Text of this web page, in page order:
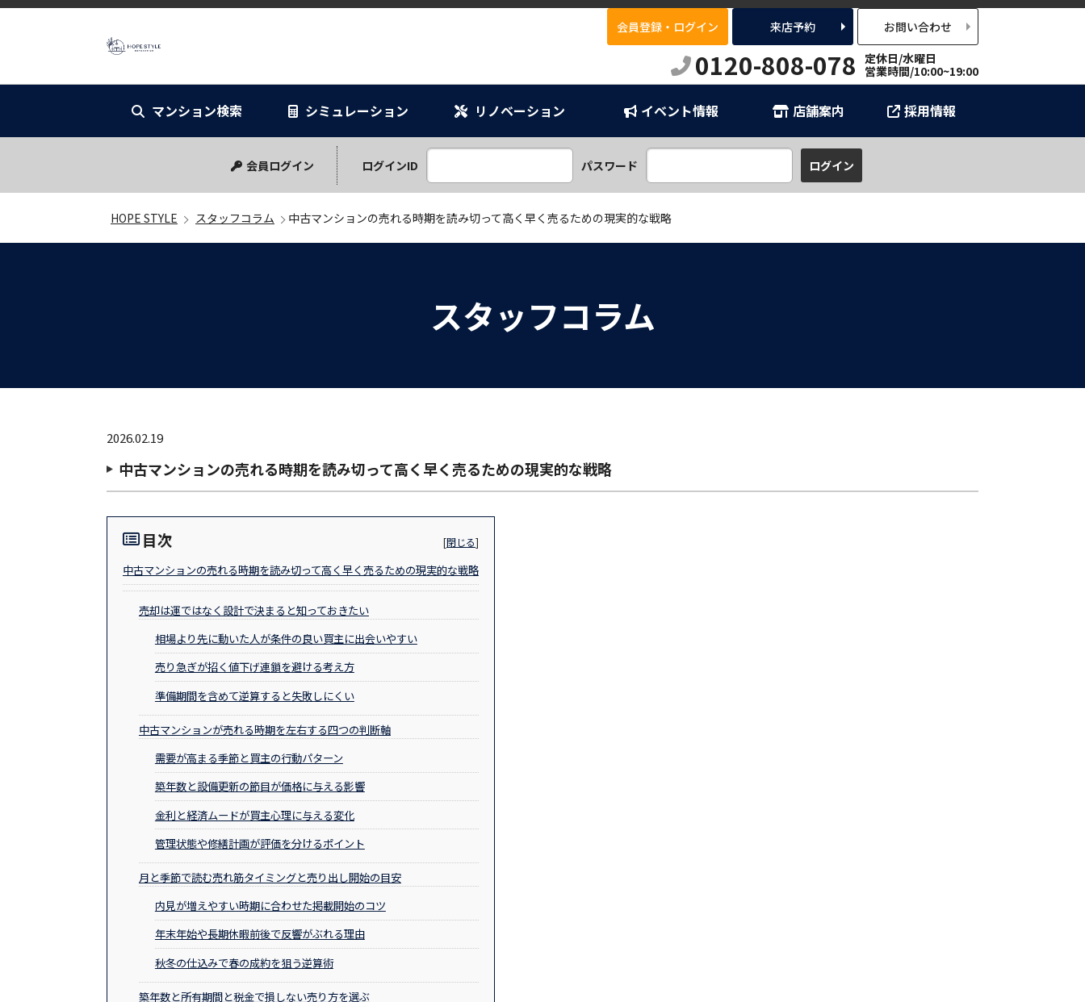
会員登録・ログイン 来店予約 お問い合わせ
0120-808-078 定休日/水曜日
営業時間/10:00~19:00
マンション検索 シミュレーション
シミュレーション
リノベーションプラン
リノベーション イベント情報 店舗案内 採用情報
会員ログイン ログインID パスワード
HOPE STYLE スタッフコラム 中古マンションの売れる時期を読み切って高く早く売るための現実的な戦略
スタッフコラム
2026.02.19
中古マンションの売れる時期を読み切って高く早く売るための現実的な戦略
目次 [閉じる]
中古マンションの売れる時期を読み切って高く早く売るための現実的な戦略
売却は運ではなく設計で決まると知っておきたい
相場より先に動いた人が条件の良い買主に出会いやすい
売り急ぎが招く値下げ連鎖を避ける考え方
準備期間を含めて逆算すると失敗しにくい
中古マンションが売れる時期を左右する四つの判断軸
需要が高まる季節と買主の行動パターン
築年数と設備更新の節目が価格に与える影響
金利と経済ムードが買主心理に与える変化
管理状態や修繕計画が評価を分けるポイント
月と季節で読む売れ筋タイミングと売り出し開始の目安
内見が増えやすい時期に合わせた掲載開始のコツ
年末年始や長期休暇前後で反響がぶれる理由
秋冬の仕込みで春の成約を狙う逆算術
築年数と所有期間と税金で損しない売り方を選ぶ